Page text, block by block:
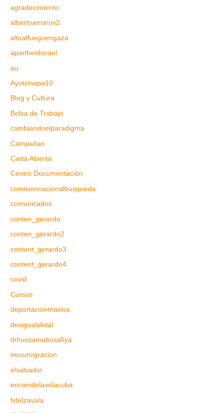
agradecimiento
albertoamarov2
altoalfuegoengaza
apartheidisrael
au
Ayotzinapa10
Blog y Cultura
Bolsa de Trabajo
cambiandoelparadigma
Campañas
Carta Abierta
Centro Documentación
comisionnacionalbusqueda
comunicados
conten_gerardo
conten_gerardo2
content_gerardo3
content_gerardo4
covid
Cursos
deportacionmasiva
desigualyletal
drhussamabusafiya
eeuumigracion
elsalvador
enciendelavelacuba
fidelzavala